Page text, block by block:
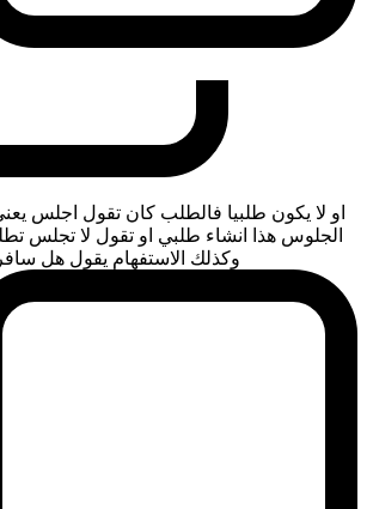
او لا يكون طلبيا فالطلب كان تقول اجلس
الجلوس هذا انشاء طلبي او تقول لا تجلس
وكذلك الاستفهام يقول هل